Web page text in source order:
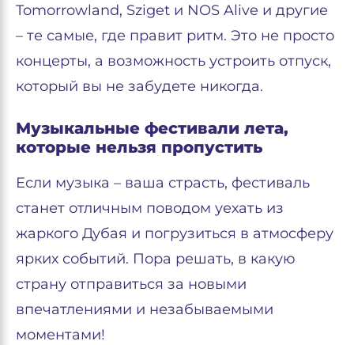
Tomorrowland, Sziget и NOS Alive и другие
– те самые, где правит ритм. Это не просто
концерты, а возможность устроить отпуск,
который вы не забудете никогда.
Музыкальные фестивали лета,
которые нельзя пропустить
Если музыка – ваша страсть, фестиваль
станет отличным поводом уехать из
жаркого Дубая и погрузиться в атмосферу
ярких событий. Пора решать, в какую
страну отправиться за новыми
впечатлениями и незабываемыми
моментами!